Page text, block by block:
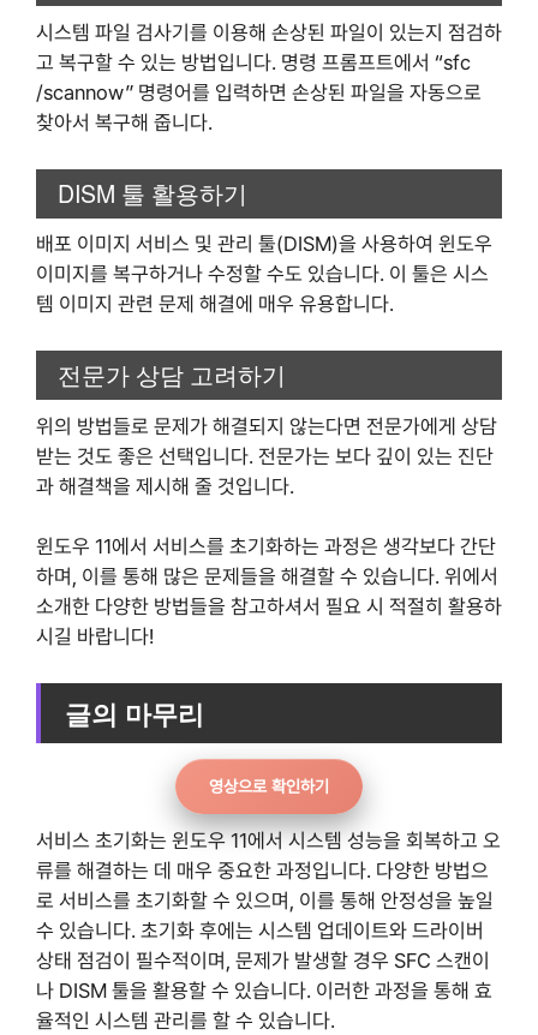
시스템 파일 검사기를 이용해 손상된 파일이 있는지 점검하
고 복구할 수 있는 방법입니다. 명령 프롬프트에서 “sfc
/scannow” 명령어를 입력하면 손상된 파일을 자동으로
찾아서 복구해 줍니다.
DISM 툴 활용하기
배포 이미지 서비스 및 관리 툴(DISM)을 사용하여 윈도우
이미지를 복구하거나 수정할 수도 있습니다. 이 툴은 시스
템 이미지 관련 문제 해결에 매우 유용합니다.
전문가 상담 고려하기
위의 방법들로 문제가 해결되지 않는다면 전문가에게 상담
받는 것도 좋은 선택입니다. 전문가는 보다 깊이 있는 진단
과 해결책을 제시해 줄 것입니다.
윈도우 11에서 서비스를 초기화하는 과정은 생각보다 간단
하며, 이를 통해 많은 문제들을 해결할 수 있습니다. 위에서
소개한 다양한 방법들을 참고하셔서 필요 시 적절히 활용하
시길 바랍니다!
글의 마무리
영상으로 확인하기
서비스 초기화는 윈도우 11에서 시스템 성능을 회복하고 오
류를 해결하는 데 매우 중요한 과정입니다. 다양한 방법으
로 서비스를 초기화할 수 있으며, 이를 통해 안정성을 높일
수 있습니다. 초기화 후에는 시스템 업데이트와 드라이버
상태 점검이 필수적이며, 문제가 발생할 경우 SFC 스캔이
나 DISM 툴을 활용할 수 있습니다. 이러한 과정을 통해 효
율적인 시스템 관리를 할 수 있습니다.